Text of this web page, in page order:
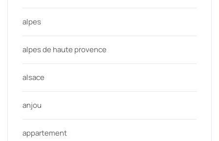
alpes
alpes de haute provence
alsace
anjou
appartement